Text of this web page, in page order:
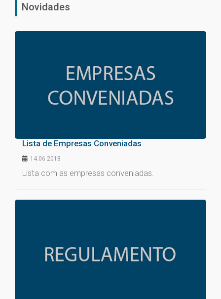
Novidades
Lista de Empresas Conveniadas
14.06.2018
Lista com as empresas conveniadas.